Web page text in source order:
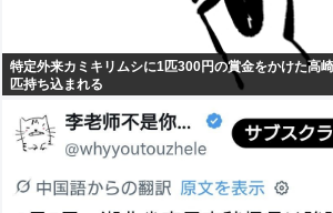
特定外来カミキリムシに1匹300円の賞金をかけた高
匹持ち込まれる